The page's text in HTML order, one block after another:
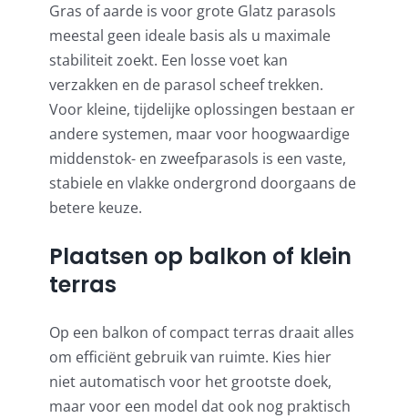
Gras of aarde is voor grote Glatz parasols
meestal geen ideale basis als u maximale
stabiliteit zoekt. Een losse voet kan
verzakken en de parasol scheef trekken.
Voor kleine, tijdelijke oplossingen bestaan er
andere systemen, maar voor hoogwaardige
middenstok- en zweefparasols is een vaste,
stabiele en vlakke ondergrond doorgaans de
betere keuze.
Plaatsen op balkon of klein
terras
Op een balkon of compact terras draait alles
om efficiënt gebruik van ruimte. Kies hier
niet automatisch voor het grootste doek,
maar voor een model dat ook nog praktisch